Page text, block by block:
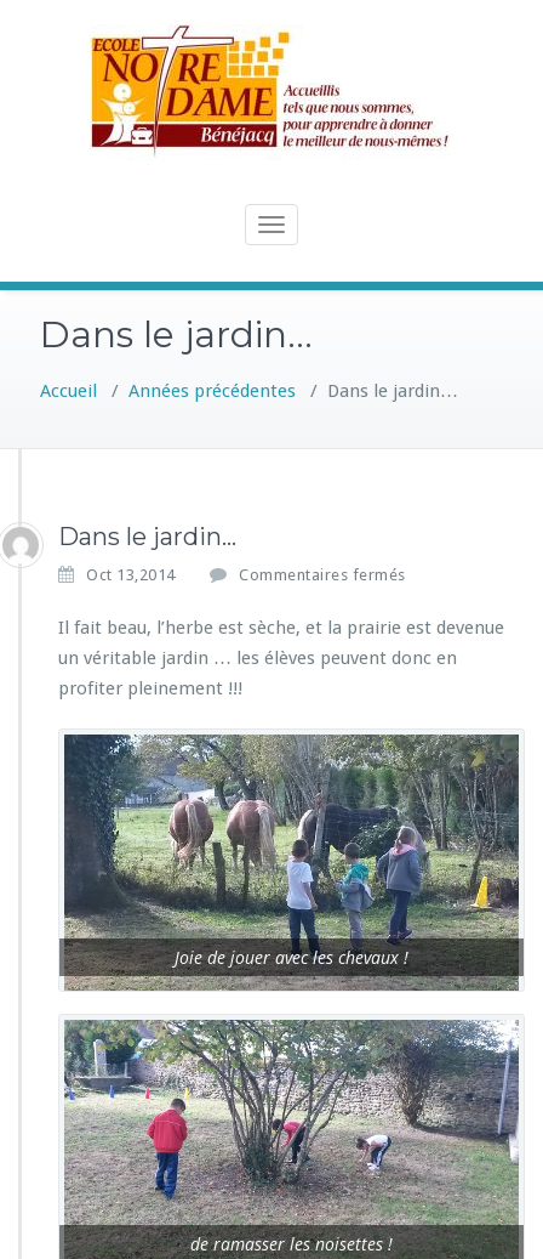
Toggle
Dans le jardin…
Accueil / Années précédentes / Dans le jardin…
Dans le jardin…
Oct 13,2014 Commentaires fermés
r
a
l
e
j
a
r
d
i
n…
Il fait beau, l’herbe est sèche, et la prairie est devenue
un véritable jardin … les élèves peuvent donc en
profiter pleinement !!!
Joie de jouer avec les chevaux !
de ramasser les noisettes !